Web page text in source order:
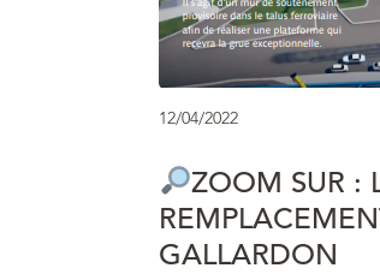
12/04/2022
ZOOM SUR :
GALLARDON